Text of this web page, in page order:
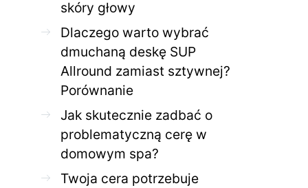
skóry głowy
Dlaczego warto wybrać
dmuchaną deskę SUP
Allround zamiast sztywnej?
Porównanie
Jak skutecznie zadbać o
problematyczną cerę w
domowym spa?
Twoja cera potrzebuje